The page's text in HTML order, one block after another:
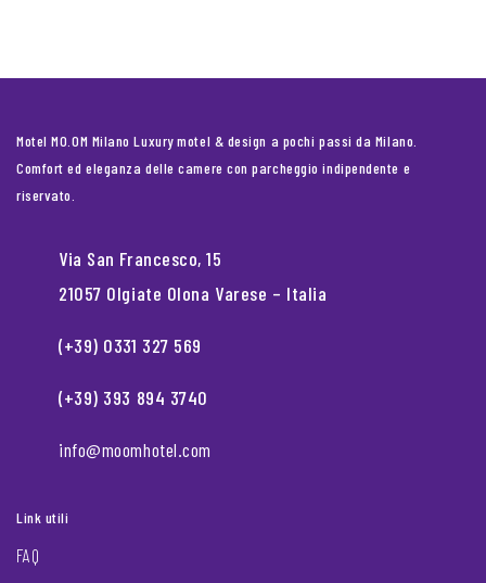
Motel MO.OM Milano Luxury motel & design a pochi passi da Milano.
Comfort ed eleganza delle camere con parcheggio indipendente e
riservato.
Via San Francesco, 15
21057 Olgiate Olona Varese – Italia
(+39) 0331 327 569
(+39) 393 894 3740
info@moomhotel.com
Link utili
FAQ